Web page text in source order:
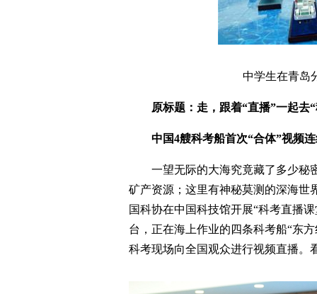
中学生在青岛
原标题：走，跟着“直播”一起去
中国4艘科考船首次“合体”视频
一望无际的大海究竟藏了多少秘
矿产资源；这里有神秘莫测的深海
国科协在中国科技馆开展“科考直播
台，正在海上作业的四条科考船“东
科考现场向全国观众进行视频直播。